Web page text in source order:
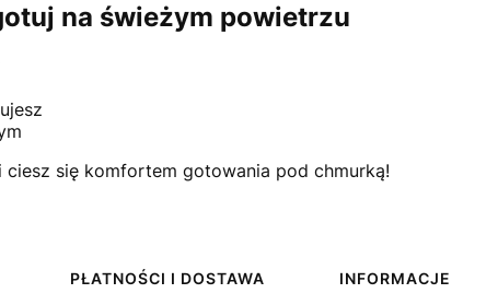
na świeżym powietrzu
i ciesz się komfortem gotowania pod chmurką!
PŁATNOŚCI I DOSTAWA
INFORMACJE